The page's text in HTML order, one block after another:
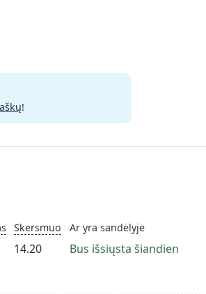
!
Skersmuo
14.20
Ar yra sandėlyje
Bus išsiųsta šiandien